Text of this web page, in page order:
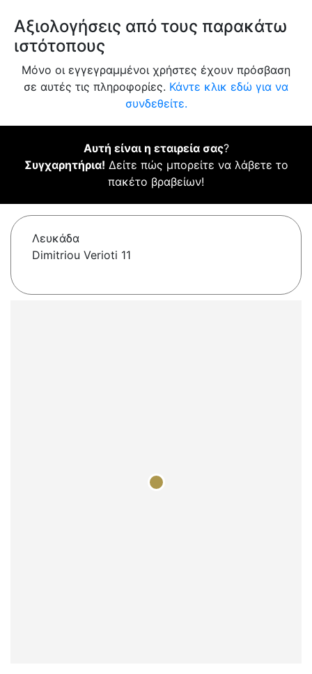
Αξιολογήσεις από τους παρακάτω
ιστότοπους
Μόνο οι εγγεγραμμένοι χρήστες έχουν πρόσβαση
σε αυτές τις πληροφορίες. Κάντε κλικ εδώ για να
συνδεθείτε.
Αυτή είναι η εταιρεία σας?
Συγχαρητήρια! Δείτε πώς μπορείτε να λάβετε το
πακέτο βραβείων!
Λευκάδα
Dimitriou Verioti 11